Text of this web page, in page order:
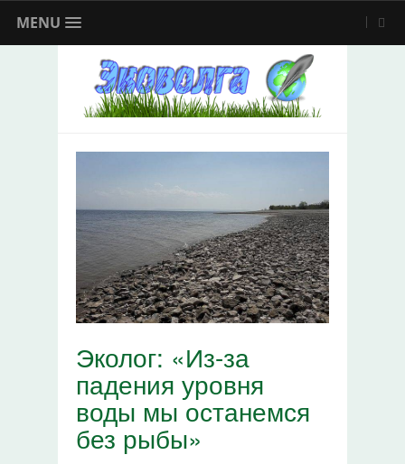
MENU
Эколог: «Из-за
падения уровня
воды мы останемся
без рыбы»